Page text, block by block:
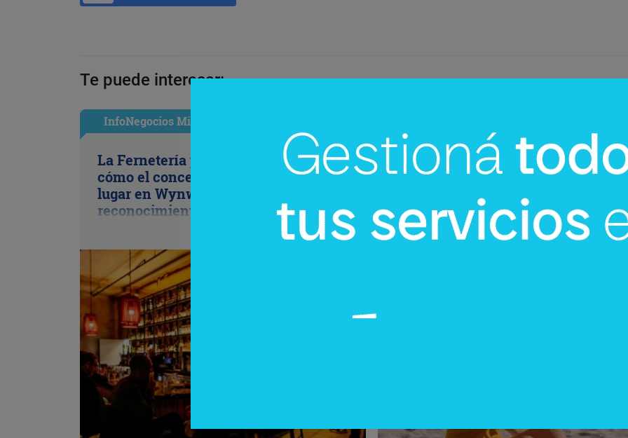
Te puede interesar:
InfoNegocios Miami
La Fernetería pisa fuerte en Miami:
cómo el concepto porteño se ganó su
lugar en Wynwood (y suma un
reconocimiento clave de Fernet-
Miami Beach a US$ 1 la hora: la
jugada de tráfico que toda ciudad
turística debería estudiar (+ Miami
Spice)